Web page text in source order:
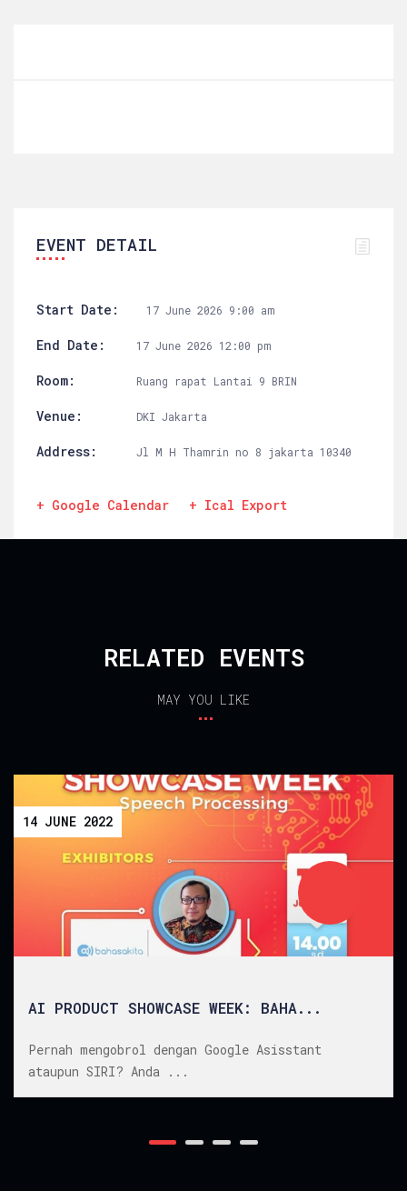
EVENT DETAIL
Start Date: 17 June 2026 9:00 am
End Date: 17 June 2026 12:00 pm
Room: Ruang rapat Lantai 9 BRIN
Venue: DKI Jakarta
Address: Jl M H Thamrin no 8 jakarta 10340
+ Google Calendar + Ical Export
RELATED EVENTS
MAY YOU LIKE
15 JUNE 2022
AI PRODUCT SHOWCASE WEEK: PROS...
Pernah mengobrol dengan Google Asisstant
ataupun SIRI? Anda ...